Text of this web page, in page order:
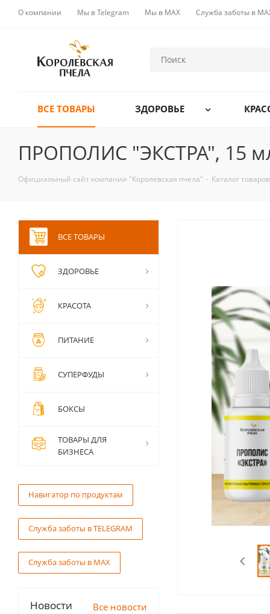
О компании Мы в Telegram Мы в MAX Служба заботы в
ВСЕ ТОВАРЫ ЗДОРОВЬЕ
ПРОПОЛИС "ЭКСТРА", 15
Официальный сайт компании "Королевская пчела" - Каталог товаров
ВСЕ ТОВАРЫ
ЗДОРОВЬЕ
КРАСОТА
ПИТАНИЕ
СУПЕРФУДЫ
БОКСЫ
ТОВАРЫ ДЛЯ
БИЗНЕСА
Навигатор по продуктам
Служба заботы в TELEGRAM
Служба заботы в MAX
Новости Все новости